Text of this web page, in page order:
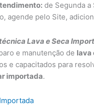
de Segunda a
agende pelo Site,
Lava e Seca
e manutenção de lava
e capacitados para
importada.